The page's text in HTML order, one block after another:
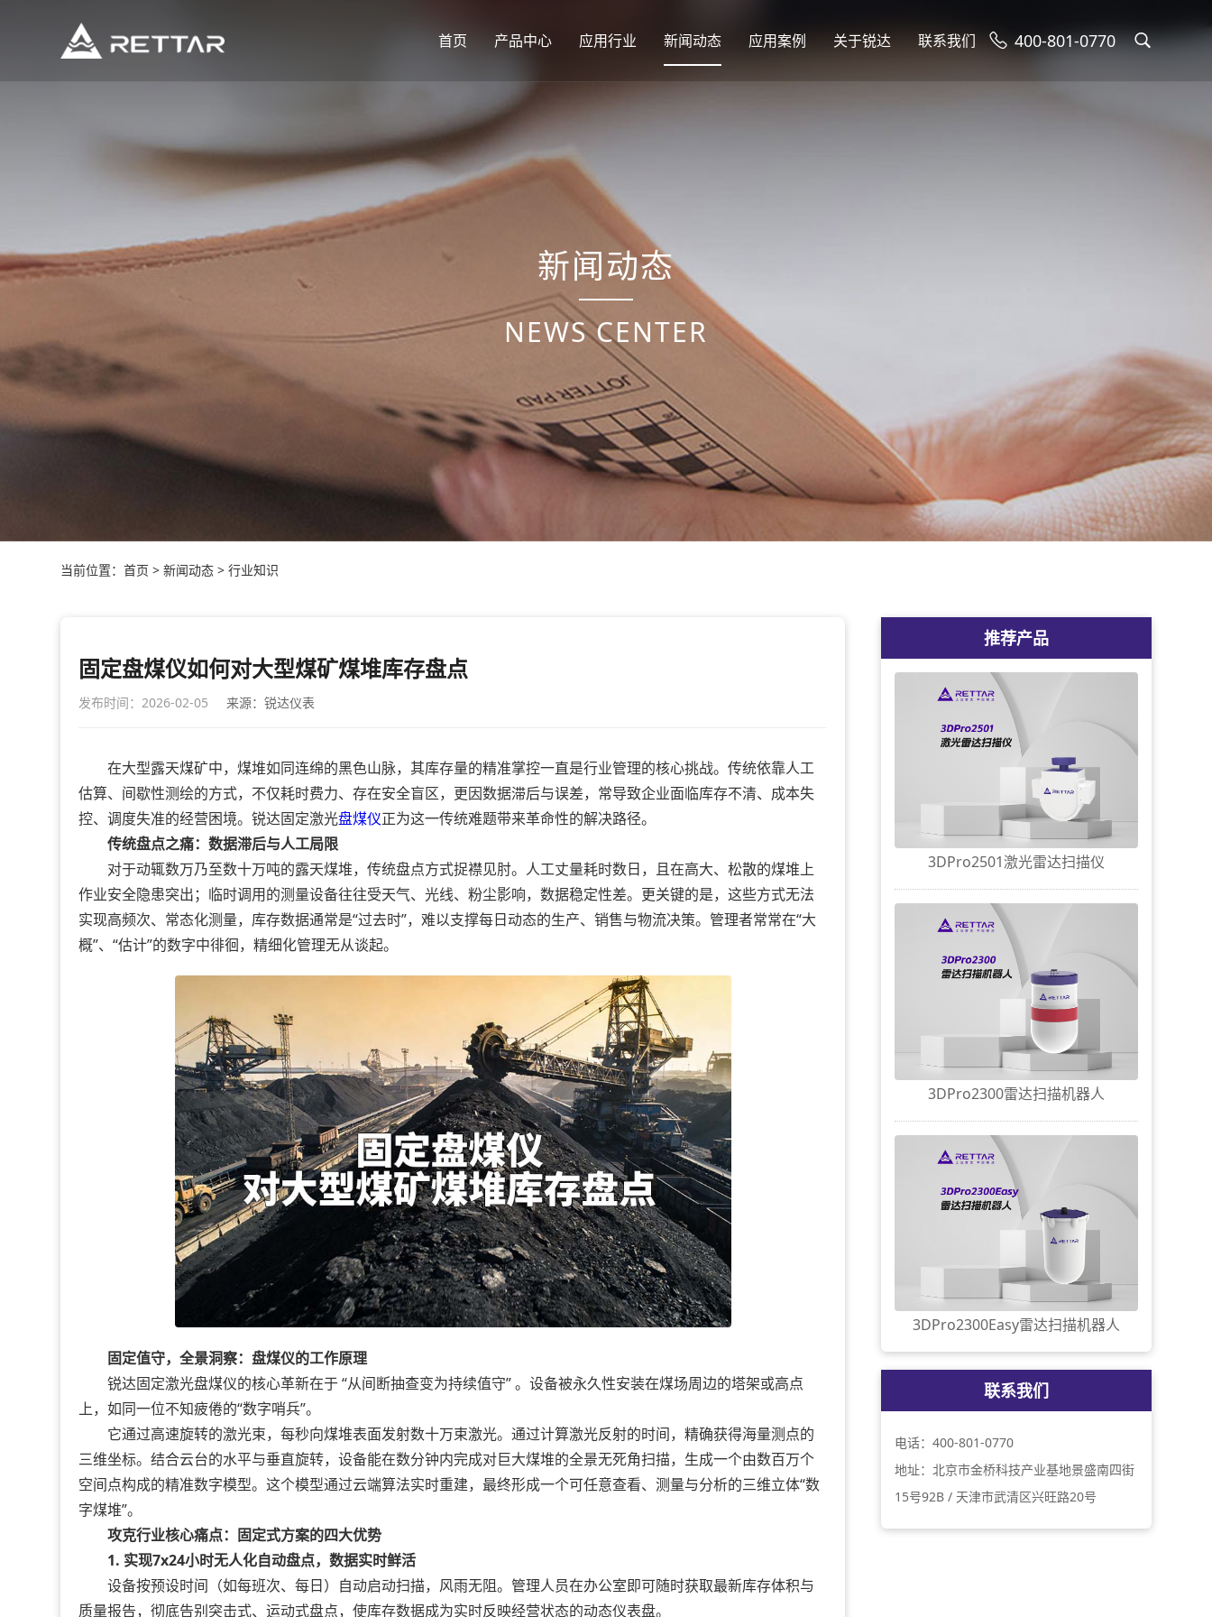
首页 产品中心 应用行业 新闻动态 应用案例 关于锐达 联系我们 400-801-0770
新闻动态
NEWS CENTER
当前位置：首页 > 新闻动态 > 行业知识
固定盘煤仪如何对大型煤矿煤堆库存盘点
发布时间：2026-02-05 来源：锐达仪表
在大型露天煤矿中，煤堆如同连绵的黑色山脉，其库存量的精准掌控一直是行业管理的核心挑战。传统依靠人工
估算、间歇性测绘的方式，不仅耗时费力、存在安全盲区，更因数据滞后与误差，常导致企业面临库存不清、成本失
控、调度失准的经营困境。锐达固定激光盘煤仪正为这一传统难题带来革命性的解决路径。
传统盘点之痛：数据滞后与人工局限
对于动辄数万乃至数十万吨的露天煤堆，传统盘点方式捉襟见肘。人工丈量耗时数日，且在高大、松散的煤堆上
作业安全隐患突出；临时调用的测量设备往往受天气、光线、粉尘影响，数据稳定性差。更关键的是，这些方式无法
实现高频次、常态化测量，库存数据通常是“过去时”，难以支撑每日动态的生产、销售与物流决策。管理者常常在“大
概”、“估计”的数字中徘徊，精细化管理无从谈起。
固定值守，全景洞察：盘煤仪的工作原理
锐达固定激光盘煤仪的核心革新在于 “从间断抽查变为持续值守” 。设备被永久性安装在煤场周边的塔架或高点
上，如同一位不知疲倦的“数字哨兵”。
它通过高速旋转的激光束，每秒向煤堆表面发射数十万束激光。通过计算激光反射的时间，精确获得海量测点的
三维坐标。结合云台的水平与垂直旋转，设备能在数分钟内完成对巨大煤堆的全景无死角扫描，生成一个由数百万个
空间点构成的精准数字模型。这个模型通过云端算法实时重建，最终形成一个可任意查看、测量与分析的三维立体“数
字煤堆”。
攻克行业核心痛点：固定式方案的四大优势
1. 实现7x24小时无人化自动盘点，数据实时鲜活
设备按预设时间（如每班次、每日）自动启动扫描，风雨无阻。管理人员在办公室即可随时获取最新库存体积与
质量报告，彻底告别突击式、运动式盘点，使库存数据成为实时反映经营状态的动态仪表盘。
推荐产品
3DPro2501激光雷达扫描仪
3DPro2300雷达扫描机器人
3DPro2300Easy雷达扫描机器人
联系我们
电话：400-801-0770
地址：北京市金桥科技产业基地景盛南四街
15号92B / 天津市武清区兴旺路20号